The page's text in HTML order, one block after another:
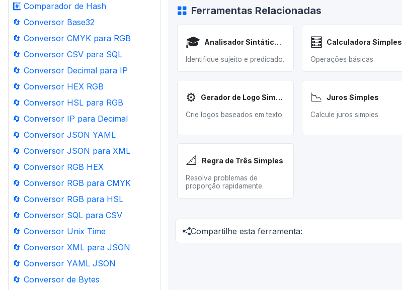
#️⃣ Comparador de Hash
🔄 Conversor Base32
🔄 Conversor CMYK para RGB
🔄 Conversor CSV para SQL
🔄 Conversor Decimal para IP
🔄 Conversor HEX RGB
🔄 Conversor HSL para RGB
🔄 Conversor IP para Decimal
🔄 Conversor JSON YAML
🔄 Conversor JSON para XML
🔄 Conversor RGB HEX
🔄 Conversor RGB para CMYK
🔄 Conversor RGB para HSL
🔄 Conversor SQL para CSV
🔄 Conversor Unix Time
🔄 Conversor XML para JSON
🔄 Conversor YAML JSON
🔄 Conversor de Bytes
Ferramentas Relacionadas
🎓 Analisador Sintático Simples
Identifique sujeito e predicado.
🧮 Calculadora Simples
Operações básicas.
⚙️ Gerador de Logo Simples
Crie logos baseados em texto.
📉 Juros Simples
Calcule juros simples.
📐 Regra de Três Simples
Resolva problemas de
proporção rapidamente.
Compartilhe esta ferramenta: